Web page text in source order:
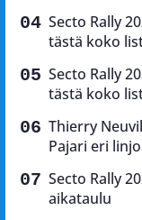
Secto Rally
tästä koko
Secto Rally
tästä koko
Thierry
Pajari eri
Secto Rally
aikataulu